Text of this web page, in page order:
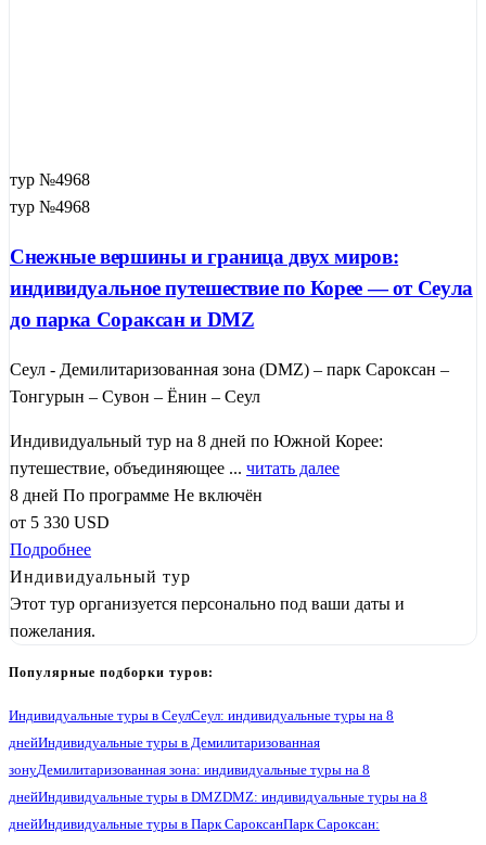
тур №4968
тур №4968
Снежные вершины и граница двух миров:
индивидуальное путешествие по Корее — от Сеула
до парка Сораксан и DMZ
Сеул - Демилитаризованная зона (DMZ) – парк Сароксан –
Тонгурын – Сувон – Ёнин – Сеул
Индивидуальный тур на 8 дней по Южной Корее:
путешествие, объединяющее ... читать далее
8 дней По программе Не включён
от 5 330 USD
Подробнее
Индивидуальный тур
Этот тур организуется персонально под ваши даты и
пожелания.
Популярные подборки туров:
Индивидуальные туры в СеулСеул: индивидуальные туры на 8
днейИндивидуальные туры в Демилитаризованная
зонуДемилитаризованная зона: индивидуальные туры на 8
днейИндивидуальные туры в DMZDMZ: индивидуальные туры на 8
днейИндивидуальные туры в Парк СароксанПарк Сароксан: